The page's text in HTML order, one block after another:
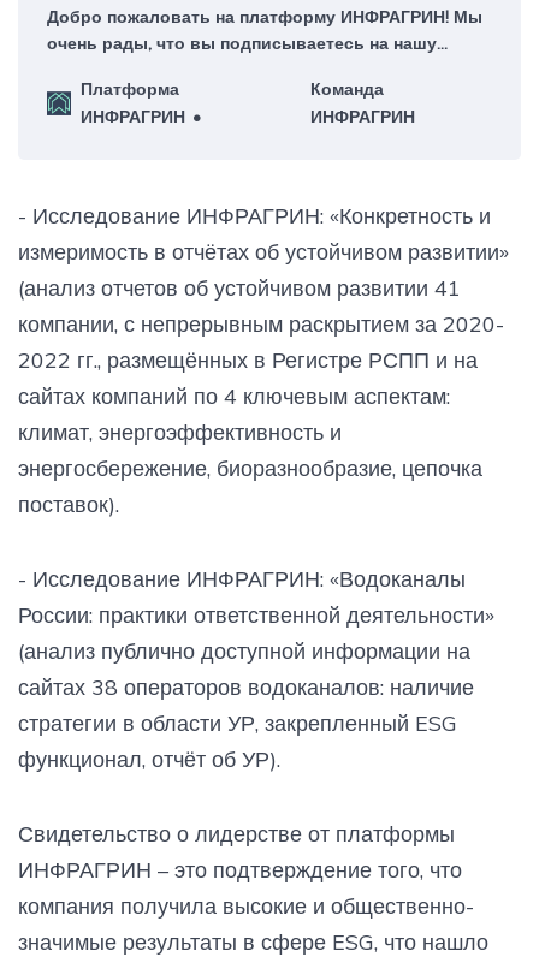
Добро пожаловать на платформу ИНФРАГРИН! Мы
очень рады, что вы подписываетесь на нашу
честь!Платформа
ИНФРАГРИН
Команда
ИНФРАГРИН
- Исследование ИНФРАГРИН: «Конкретность и
измеримость в отчётах об устойчивом развитии»
(анализ отчетов об устойчивом развитии 41
компании, с непрерывным раскрытием за 2020-
2022 гг., размещённых в Регистре РСПП и на
сайтах компаний по 4 ключевым аспектам:
климат, энергоэффективность и
энергосбережение, биоразнообразие, цепочка
поставок).
- Исследование ИНФРАГРИН: «Водоканалы
России: практики ответственной деятельности»
(анализ публично доступной информации на
сайтах 38 операторов водоканалов: наличие
стратегии в области УР, закрепленный ESG
функционал, отчёт об УР).
Свидетельство о лидерстве от платформы
ИНФРАГРИН – это подтверждение того, что
компания получила высокие и общественно-
значимые результаты в сфере ESG, что нашло